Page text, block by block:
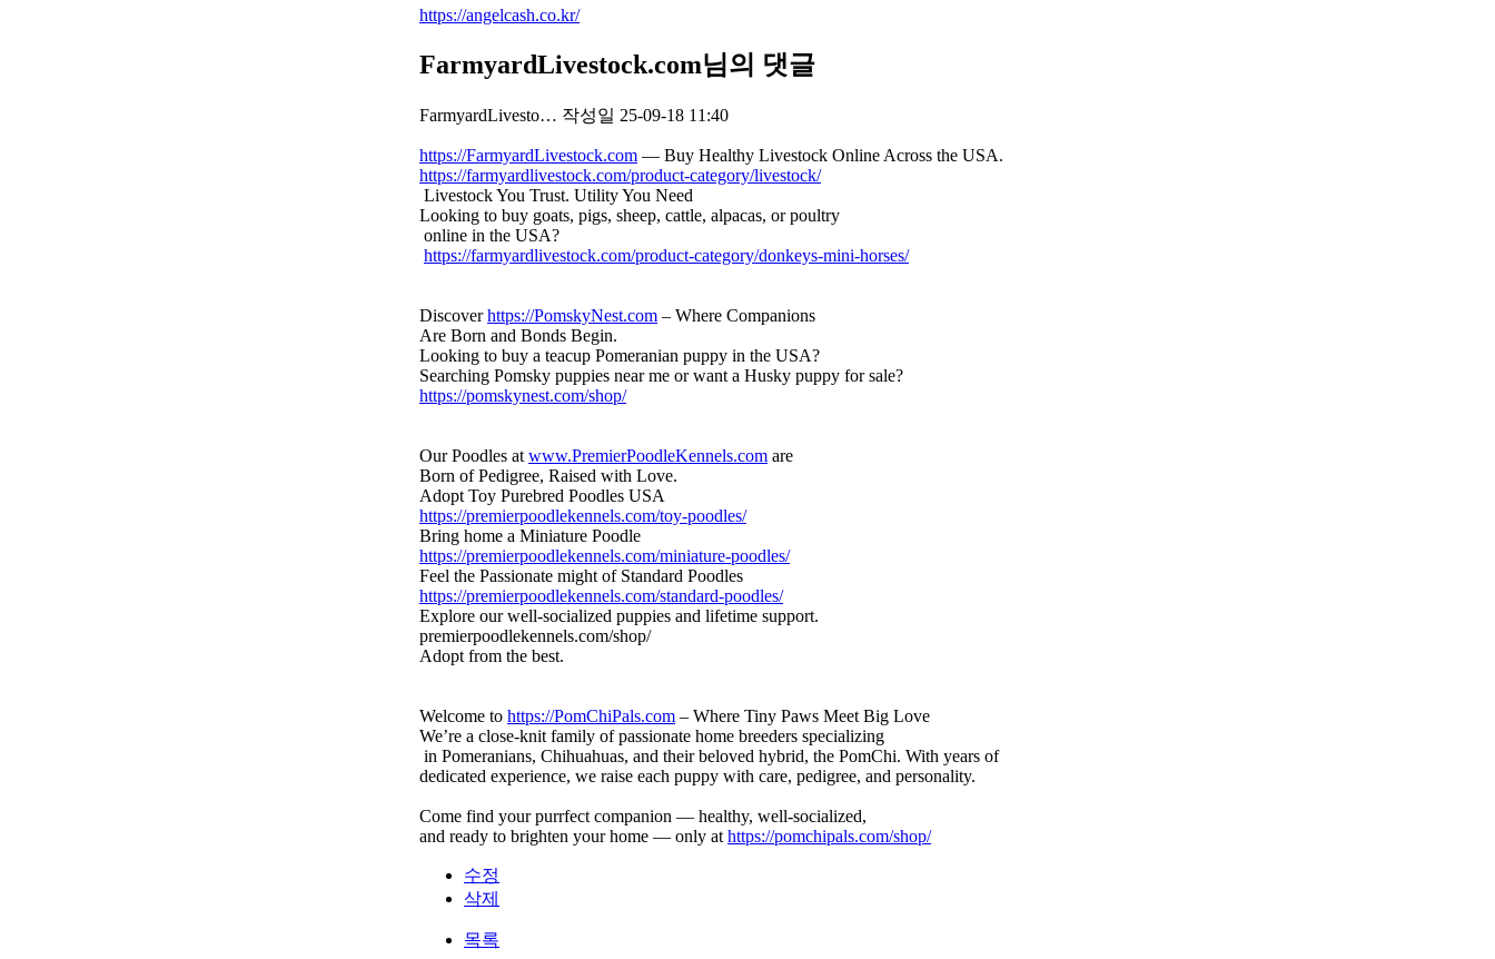
https://angelcash.co.kr/
FarmyardLivestock.com님의 댓글
FarmyardLivesto… 작성일 25-09-18 11:40
https://FarmyardLivestock.com — Buy Healthy Livestock Online Across the USA.
https://farmyardlivestock.com/product-category/livestock/
Livestock You Trust. Utility You Need
Looking to buy goats, pigs, sheep, cattle, alpacas, or poultry
online in the USA?
https://farmyardlivestock.com/product-category/donkeys-mini-horses/
Discoverhttps://PomskyNest.com – Where Companions
Are Born and Bonds Begin.
Looking to buy a teacup Pomeranian puppy in the USA?
Searching Pomsky puppies near me or want a Husky puppy for sale?
https://pomskynest.com/shop/
Our Poodles at www.PremierPoodleKennels.com are
Born of Pedigree, Raised with Love.
Adopt Toy Purebred Poodles USA
https://premierpoodlekennels.com/toy-poodles/
Bring home a Miniature Poodle
https://premierpoodlekennels.com/miniature-poodles/
Feel the Passionate might of Standard Poodles
https://premierpoodlekennels.com/standard-poodles/
Explore our well-socialized puppies and lifetime support.
premierpoodlekennels.com/shop/
Adopt from the best.
Welcome to https://PomChiPals.com – Where Tiny Paws Meet Big Love
We’re a close-knit family of passionate home breeders specializing
in Pomeranians, Chihuahuas, and their beloved hybrid, the PomChi. With years of
dedicated experience, we raise each puppy with care, pedigree, and personality.
Come find your purrfect companion — healthy, well-socialized,
and ready to brighten your home — only at https://pomchipals.com/shop/
수정
삭제
목록